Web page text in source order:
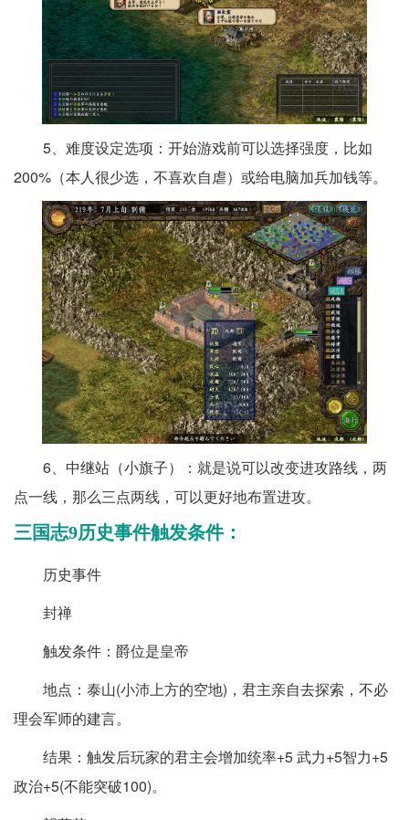
5、难度设定选项：开始游戏前可以选择强度，比如
200%（本人很少选，不喜欢自虐）或给电脑加兵加钱等。
6、中继站（小旗子）：就是说可以改变进攻路线，两
点一线，那么三点两线，可以更好地布置进攻。
三国志9历史事件触发条件：
历史事件
封禅
触发条件：爵位是皇帝
地点：泰山(小沛上方的空地)，君主亲自去探索，不必
理会军师的建言。
结果：触发后玩家的君主会增加统率+5 武力+5智力+5
政治+5(不能突破100)。